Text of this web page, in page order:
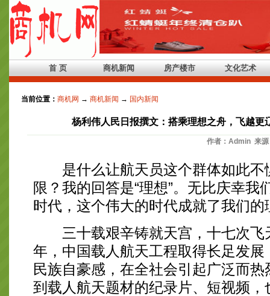
首 页 商机新闻 房产楼市 文化艺术
当前位置： 商机网 → 商机新闻 → 国内新闻
杨利伟人民日报撰文：搭乘理想之舟，飞越更
作者：Admin 来
是什么让航天员这个群体如此不
限？我的回答是“理想”。无比庆幸我
时代，这个伟大的时代成就了我们的
三十载艰辛铸就天宫，十七次飞
年，中国载人航天工程取得长足发
民族自豪感，在全社会引起广泛而
到载人航天题材的纪录片、短视频